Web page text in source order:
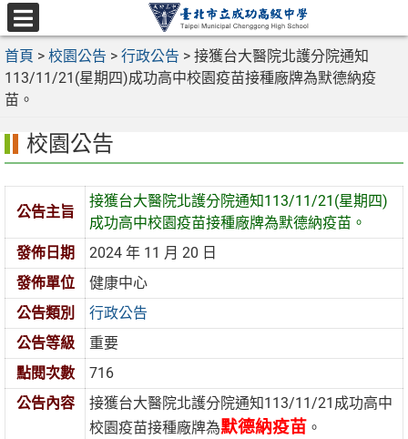
跳
至
主
要
內
選
單
首頁 > 校園公告 > 行政公告 > 接獲台大醫院北護分院通知
113/11/21(星期四)成功高中校園疫苗接種廠牌為默德納疫
苗。
校園公告
公告主旨
接獲台大醫院北護分院通知113/11/21(星期四)
成功高中校園疫苗接種廠牌為默德納疫苗。
發佈日期
2024 年 11 月 20 日
發佈單位
健康中心
公告類別
行政公告
公告等級
重要
點閱次數
716
公告內容
接獲台大醫院北護分院通知113/11/21成功高中
校園疫苗接種廠牌為默德納疫苗 。